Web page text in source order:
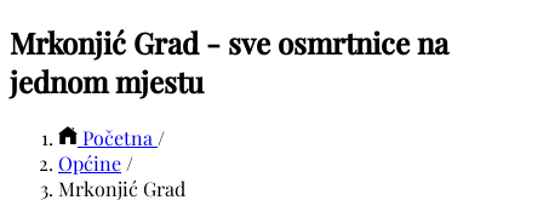
Mrkonjić Grad - sve osmrtnice na
jednom mjestu
Početna /
Općine /
Mrkonjić Grad